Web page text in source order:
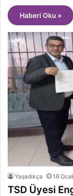
Haberi Oku »
Yaşadıkça 16
TSD Üyesi